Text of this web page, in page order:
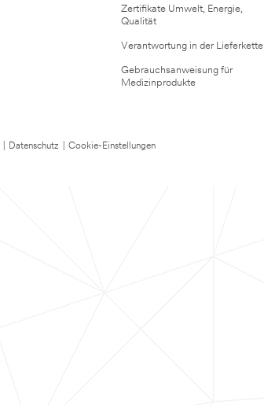
Zertifikate Umwelt, Energie,
Qualität
Verantwortung in der Lieferkette
Gebrauchsanweisung für
Medizinprodukte
Datenschutz
Cookie-Einstellungen